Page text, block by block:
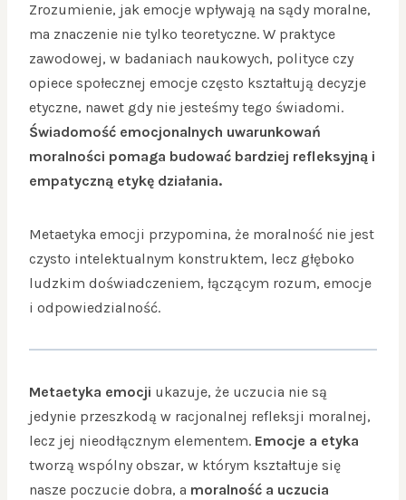
Zrozumienie, jak emocje wpływają na sądy moralne,
ma znaczenie nie tylko teoretyczne. W praktyce
zawodowej, w badaniach naukowych, polityce czy
opiece społecznej emocje często kształtują decyzje
etyczne, nawet gdy nie jesteśmy tego świadomi.
Świadomość emocjonalnych uwarunkowań
moralności pomaga budować bardziej refleksyjną i
empatyczną etykę działania.
Metaetyka emocji przypomina, że moralność nie jest
czysto intelektualnym konstruktem, lecz głęboko
ludzkim doświadczeniem, łączącym rozum, emocje
i odpowiedzialność.
Metaetyka emocji ukazuje, że uczucia nie są
jedynie przeszkodą w racjonalnej refleksji moralnej,
lecz jej nieodłącznym elementem. Emocje a etyka
tworzą wspólny obszar, w którym kształtuje się
nasze poczucie dobra, a moralność a uczucia